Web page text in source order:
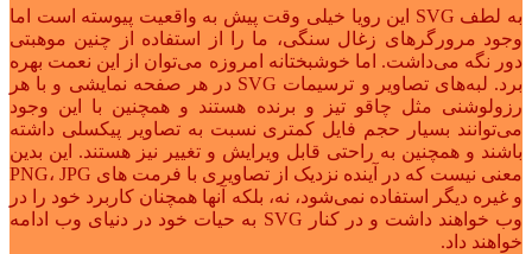
به لطف SVG این رویا خیلی وقت پیش به واقعیت پیوسته است اما
وجود مرورگرهای زغال سنگی، ما را از استفاده از چنین موهبتی
دور نگه می‌داشت. اما خوشبختانه امروزه می‌توان از این نعمت بهره
برد. لبه‌های تصاویر و ترسیمات SVG در هر صفحه نمایشی و با هر
رزولوشنی مثل چاقو تیز و برنده هستند و همچنین با این وجود
می‌توانند بسیار حجم فایل کمتری نسبت به تصاویر پیکسلی داشته
باشند و همچنین به راحتی قابل ویرایش و تغییر نیز هستند. این بدین
معنی نیست که در آینده نزدیک از تصاویری با فرمت های PNG، JPG
و غیره دیگر استفاده نمی‌شود، نه، بلکه آنها همچنان کاربرد خود را در
وب خواهند داشت و در کنار SVG به حیات خود در دنیای وب ادامه
خواهند داد.